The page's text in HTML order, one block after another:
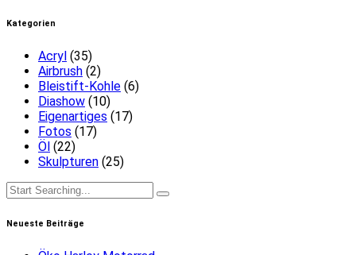
Kategorien
Acryl (35)
Airbrush (2)
Bleistift-Kohle (6)
Diashow (10)
Eigenartiges (17)
Fotos (17)
Öl (22)
Skulpturen (25)
Neueste Beiträge